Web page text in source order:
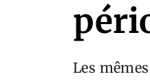
Les